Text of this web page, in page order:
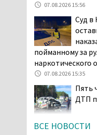
07.08.2026 15:56
Суд в
пойманному за
наркотического
07.08.2026 15:35
Пять
ДТП
ВСЕ НОВОСТИ